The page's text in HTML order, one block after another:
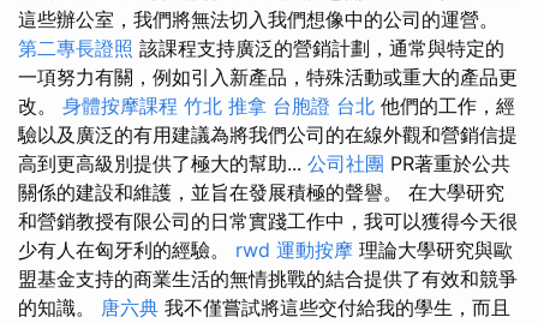
這些辦公室，我們將無法切入我們想像中的公司的運營。
第二專長證照 該課程支持廣泛的營銷計劃，通常與特定的
一項努力有關，例如引入新產品，特殊活動或重大的產品更
改。 身體按摩課程 竹北 推拿 台胞證 台北 他們的工作，經
驗以及廣泛的有用建議為將我們公司的在線外觀和營銷信提
高到更高級別提供了極大的幫助... 公司社團 PR著重於公共
關係的建設和維護，並旨在發展積極的聲譽。 在大學研究
和營銷教授有限公司的日常實踐工作中，我可以獲得今天很
少有人在匈牙利的經驗。 rwd 運動按摩 理論大學研究與歐
盟基金支持的商業生活的無情挑戰的結合提供了有效和競爭
的知識。 唐六典 我不僅嘗試將這些交付給我的學生，而且